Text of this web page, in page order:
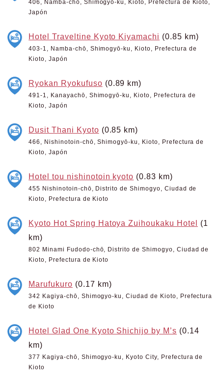
406, Namba-chō, Shimogyō-ku, Kioto, Prefectura de Kioto,
Japón
Hotel Traveltine Kyoto Kiyamachi (0.85 km)
403-1, Namba-chō, Shimogyō-ku, Kioto, Prefectura de
Kioto, Japón
Ryokan Ryokufuso (0.89 km)
491-1, Kanayachō, Shimogyō-ku, Kioto, Prefectura de
Kioto, Japón
Dusit Thani Kyoto (0.85 km)
466, Nishinotoin-chō, Shimogyō-ku, Kioto, Prefectura de
Kioto, Japón
Hotel tou nishinotoin kyoto (0.83 km)
455 Nishinotoin-chō, Distrito de Shimogyo, Ciudad de
Kioto, Prefectura de Kioto
Kyoto Hot Spring Hatoya Zuihoukaku Hotel (1
km)
802 Minami Fudodo-chō, Distrito de Shimogyo, Ciudad de
Kioto, Prefectura de Kioto
Marufukuro (0.17 km)
342 Kagiya-chō, Shimogyo-ku, Ciudad de Kioto, Prefectura
de Kioto
Hotel Glad One Kyoto Shichijo by M’s (0.14
km)
377 Kagiya-chō, Shimogyo-ku, Kyoto City, Prefectura de
Kioto